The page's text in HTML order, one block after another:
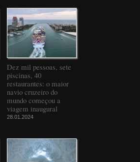
Dez mil pessoas, sete
piscinas, 40
restaurantes: o maior
navio cruzeiro do
mundo começou a
viagem inaugural
28.01.2024